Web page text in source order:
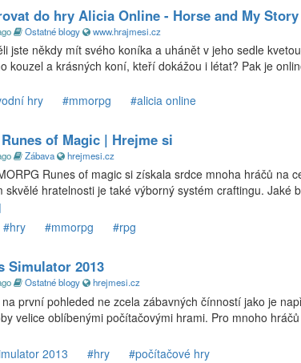
do hry Alicia Online - Horse and My
Ostatné blogy www.hrajmesi.cz
jste někdy mít svého koníka a uhánět v jeho sedle
kouzel a krásných koní, kteří dokážou i létat? Pak je
hry #mmorpg #alicia online
of Magic | Hrejme si
Zábava hrejmesi.cz
Runes of magic si získala srdce mnoha hráčů na
skvělé hratelnosti je také výborný systém craftingu. Jaké
#hry #mmorpg #rpg
Simulator 2013
Ostatné blogy hrejmesi.cz
první pohleded ne zcela zábavných čínností jako je
velice oblíbenými počítačovými hrami. Pro mnoho
2013 #hry #počítačové hry